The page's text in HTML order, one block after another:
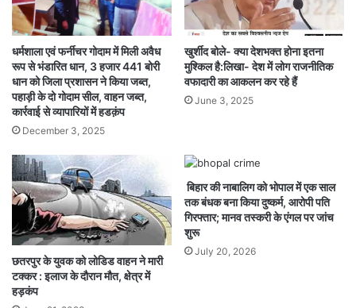
धर्मशाला एवं फर्नीचर गोदाम में मिली अवैध
रूप से भंडारित धान, 3 हजार 441 बोरी
धान को जिला प्रशासन ने किया जब्त,
पहाड़ी के दो गोदाम सील, वाहन जब्त,
कार्रवाई से व्यापारियों में हडक़ंप
December 3, 2025
खुर्शीद बोले- क्या देशभक्त होना इतना
मुश्किल है:लिखा- देश में लोग राजनीतिक
वफादारी का आकलन कर रहे हैं
June 3, 2025
छतरपुर के युवक को लोडिड वाहन ने मारी
टक्कर : इलाज के दौरान मौत, क्षेत्र में
हड़कंप
बिहार की नाबालिग को भोपाल में एक साल
तक बंधक बना किया दुष्कर्म, आरोपी पति
गिरफ्तार; मानव तस्करी के एंगल पर जांच
शुरू
July 20, 2026